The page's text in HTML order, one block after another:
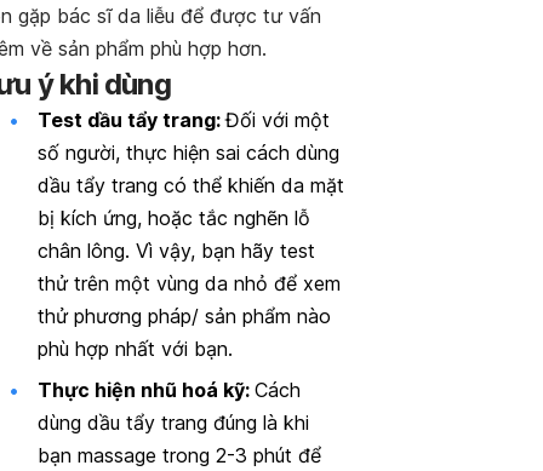
gặp bác sĩ da liễu để được tư vấn
về sản phẩm phù hợp hơn.
ý khi dùng
Test dầu tẩy trang:Đối với một
số người, thực hiện sai cách dùng
dầu tẩy trang có thể khiến da mặt
bị kích ứng, hoặc tắc nghẽn lỗ
chân lông. Vì vậy, bạn hãy test
thử trên một vùng da nhỏ để xem
thử phương pháp/ sản phẩm nào
phù hợp nhất với bạn.
Thực hiện nhũ hoá kỹ: Cách
dùng dầu tẩy trang đúng là khi
bạn massage trong 2-3 phút để